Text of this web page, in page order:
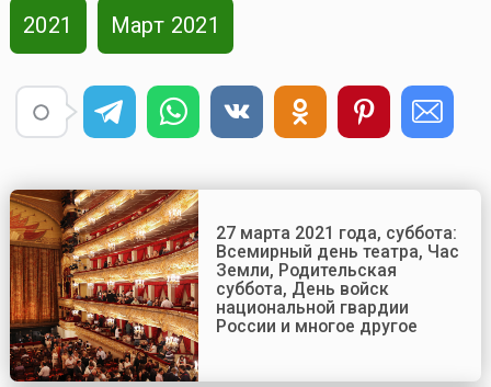
2021 Март 2021
27 марта 2021 года, суббота:
Всемирный день театра, Час
Земли, Родительская
суббота, День войск
национальной гвардии
России и многое другое